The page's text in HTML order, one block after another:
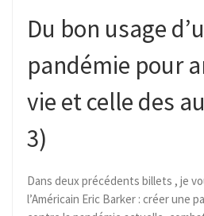
Du bon usage
pandémie pour
vie et celle des
3)
Dans deux précédents billets , je
l’Américain Eric Barker : créer une